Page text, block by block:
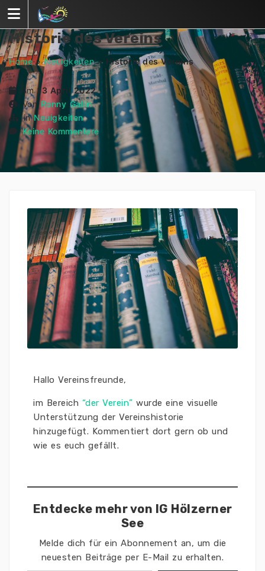
Historie des Vereins
Home»Neuigkeiten» Historie des Vereins
Am 13 April 2022
Von Ronny Gallin
in Neuigkeiten
Keine Kommentare
Hallo Vereinsfreunde,
im Bereich “der Verein” wurde eine visuelle
Unterstützung der Vereinshistorie
hinzugefügt. Kommentiert dort gern ob und
wie es euch gefällt.
Entdecke mehr von IG Hölzerner
See
Melde dich für ein Abonnement an, um die
neuesten Beiträge per E-Mail zu erhalten.